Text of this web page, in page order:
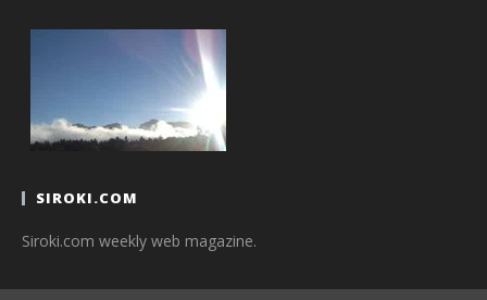
SIROKI.COM
Siroki.com weekly web magazine.